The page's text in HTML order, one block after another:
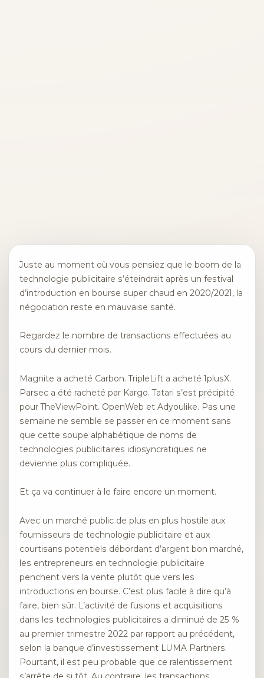
Juste au moment où vous pensiez que le boom de la
technologie publicitaire s’éteindrait après un festival
d’introduction en bourse super chaud en 2020/2021, la
négociation reste en mauvaise santé.
Regardez le nombre de transactions effectuées au
cours du dernier mois.
Magnite a acheté Carbon. TripleLift a acheté 1plusX.
Parsec a été racheté par Kargo. Tatari s’est précipité
pour TheViewPoint. OpenWeb et Adyoulike. Pas une
semaine ne semble se passer en ce moment sans
que cette soupe alphabétique de noms de
technologies publicitaires idiosyncratiques ne
devienne plus compliquée.
Et ça va continuer à le faire encore un moment.
Avec un marché public de plus en plus hostile aux
fournisseurs de technologie publicitaire et aux
courtisans potentiels débordant d’argent bon marché,
les entrepreneurs en technologie publicitaire
penchent vers la vente plutôt que vers les
introductions en bourse. C’est plus facile à dire qu’à
faire, bien sûr. L’activité de fusions et acquisitions
dans les technologies publicitaires a diminué de 25 %
au premier trimestre 2022 par rapport au précédent,
selon la banque d’investissement LUMA Partners.
Pourtant, il est peu probable que ce ralentissement